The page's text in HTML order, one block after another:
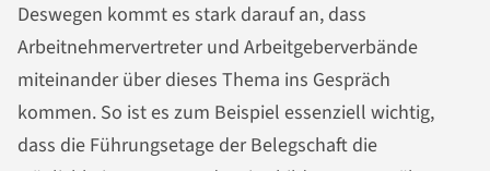
Deswegen kommt es stark darauf an, dass
Arbeitnehmervertreter und Arbeitgeberverbände
miteinander über dieses Thema ins Gespräch
kommen. So ist es zum Beispiel essenziell wichtig,
dass die Führungsetage der Belegschaft die